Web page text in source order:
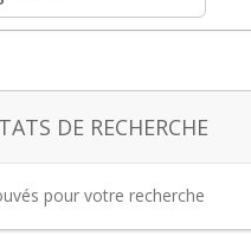
DE RECHERCHE
pour votre recherche